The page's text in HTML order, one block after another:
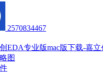
2570834467